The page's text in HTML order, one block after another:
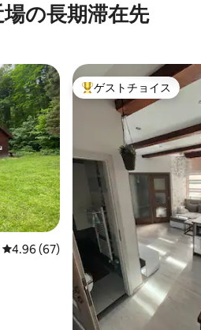
の長期滞在先
レビュー67件、5つ星中4.96つ星の
4.96 (67)
大好評のゲストチョイス
ゲストチョイス